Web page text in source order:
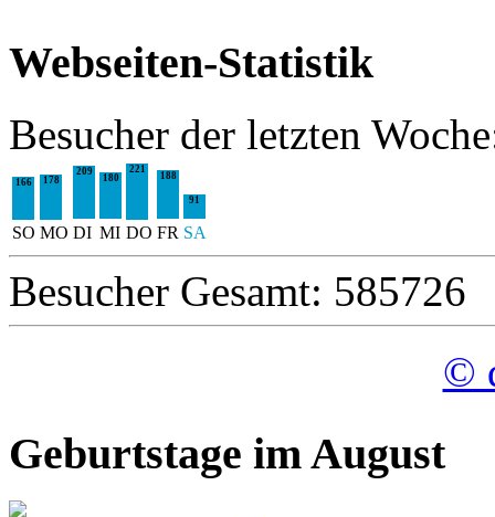
Webseiten-Statistik
Besucher der letzten
166 178
209
180
221
188
91
SO MO DI MI DO FR SA
Besucher Gesamt: 585726
©
Geburtstage im August